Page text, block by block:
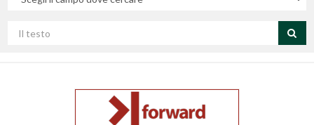
campo
Cerca
per